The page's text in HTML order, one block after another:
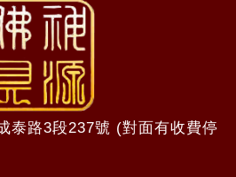
泰路3段237號 (對面有收費停